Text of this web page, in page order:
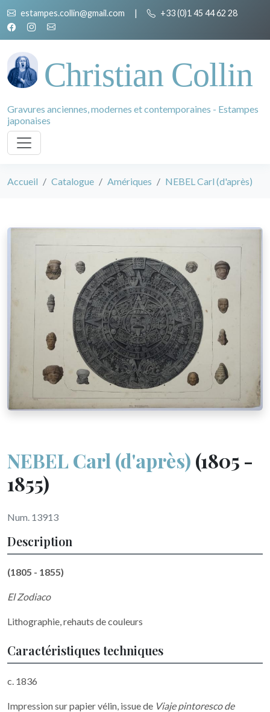
estampes.collin@gmail.com | +33 (0)1 45 44 62 28
Christian Collin
Gravures anciennes, modernes et contemporaines - Estampes
japonaises
Accueil Catalogue Amériques NEBEL Carl (d'après)
NEBEL Carl (d'après) (1805 -
1855)
Num. 13913
Description
(1805 - 1855)
El Zodiaco
Lithographie, rehauts de couleurs
Caractéristiques techniques
c. 1836
Impression sur papier vélin, issue de Viaje pintoresco de